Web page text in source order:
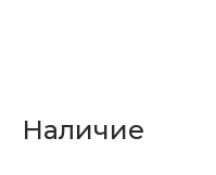
Наличие